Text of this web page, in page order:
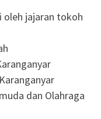
oleh jajaran tokoh
dan Olahraga